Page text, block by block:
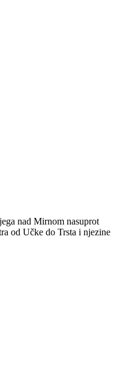
nad Mirnom nasuprot
od Učke do Trsta i njezine